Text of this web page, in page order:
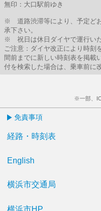
無印：大口駅前ゆき
※ 道路渋滞等により、予定ど
承下さい。
※ 祝日は休日ダイヤで運行いた
ご注意：ダイヤ改正により時刻
間前までに新しい時刻表を掲載
付を検索した場合は、乗車前に
※一部、
免責事項
経路・時刻表
English
横浜市交通局
横浜市HP